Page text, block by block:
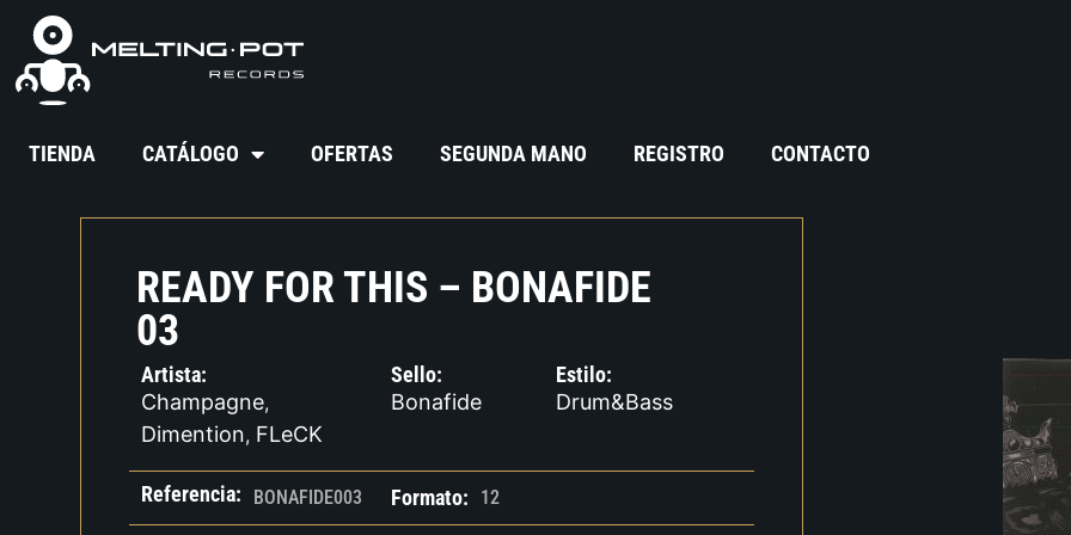
TIENDA CATÁLOGO OFERTAS SEGUNDA MANO REGISTRO CONTACTO
READY FOR THIS – BONAFIDE
03
Artista:
Champagne,
Dimention, FLeCK
Sello:
Bonafide
Estilo:
Drum&Bass
Referencia: BONAFIDE003 Formato: 12